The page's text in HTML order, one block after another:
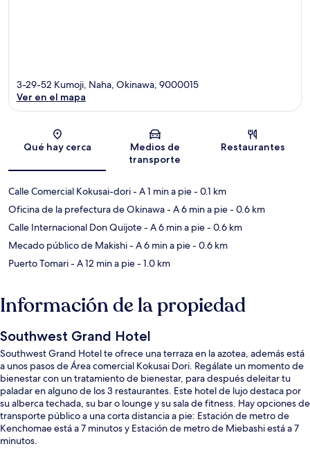
Sección del mapa
3-29-52 Kumoji, Naha, Okinawa, 9000015
Ver en el mapa
Qué hay cerca
Medios de
transporte
Restaurantes
Calle Comercial Kokusai-dori- A 1 min a pie- 0.1 km
Oficina de la prefectura de Okinawa- A 6 min a pie- 0.6 km
Calle Internacional Don Quijote- A 6 min a pie- 0.6 km
Mecado público de Makishi- A 6 min a pie- 0.6 km
Puerto Tomari- A 12 min a pie- 1.0 km
Información de la propiedad
Southwest Grand Hotel
Southwest Grand Hotel te ofrece una terraza en la azotea, además está
a unos pasos de Área comercial Kokusai Dori. Regálate un momento de
bienestar con un tratamiento de bienestar, para después deleitar tu
paladar en alguno de los 3 restaurantes. Este hotel de lujo destaca por
su alberca techada, su bar o lounge y su sala de fitness. Hay opciones de
transporte público a una corta distancia a pie: Estación de metro de
Kenchomae está a 7 minutos y Estación de metro de Miebashi está a 7
minutos.